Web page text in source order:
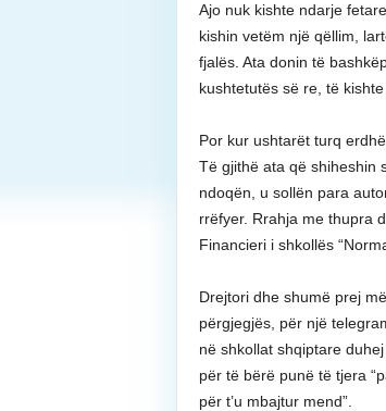
Ajo nuk kishte ndarje
kishin vetëm një qëllim,
fjalës. Ata donin të
kushtetutës së re, të
Por kur ushtarët turq
Të gjithë ata që shiheshin
ndoqën, u sollën para
rrëfyer. Rrahja me thupra
Financieri i shkollës
Drejtori dhe shumë prej
përgjegjës, për një
në shkollat shqiptare
për të bërë punë të tjera
për t’u mbajtur mend”.